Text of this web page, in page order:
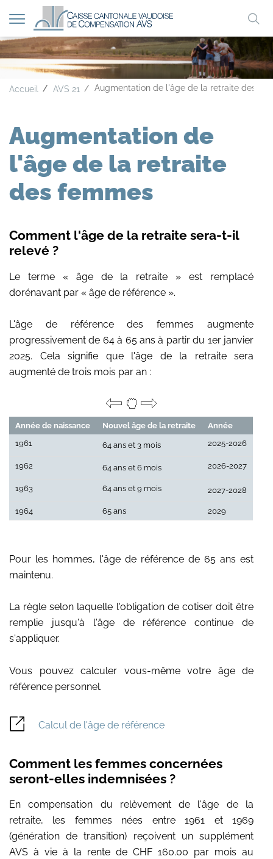
A A A
Afficher
la
navigation
Accueil AVS 21 Augmentation de l'âge de la retraite des
Augmentation de
l'âge de la retraite
des femmes
Comment l'âge de la retraite sera-t-il
relevé ?
Le terme « âge de la retraite » est remplacé
dorénavant par « âge de référence ».
L'âge de référence des femmes augmente
progressivement de 64 à 65 ans à partir du 1er janvier
2025. Cela signifie que l'âge de la retraite sera
augmenté de trois mois par an :
Année de naissance Nouvel âge de la retraite
Année
1961
64 ans et 3 mois 2025-2026
1962 64 ans et 6 mois 2026-2027
1963 64 ans et 9 mois 2027-2028
1964 65 ans 2029
Pour les hommes, l'âge de référence de 65 ans est
maintenu.
La règle selon laquelle l'obligation de cotiser doit être
remplie jusqu'à l'âge de référence continue de
s'appliquer.
Vous pouvez calculer vous-même votre âge de
référence personnel.
Calcul de l'âge de référence
Comment les femmes concernées
seront-elles indemnisées ?
En compensation du relèvement de l'âge de la
retraite, les femmes nées entre 1961 et 1969
(génération de transition) reçoivent un supplément
AVS à vie à la rente de CHF 160.00 par mois au